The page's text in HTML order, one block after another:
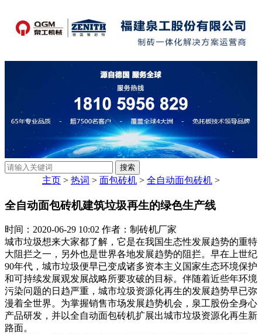
主页 > 热词 > 面包砖机 > 全自动面包砖机 >
全自动面包砖机建筑垃圾再生的绿色生产线
时间：2020-06-29 10:02 作者：制砖机厂家
城市垃圾想来大家都了解，它是在我国生态性发展趋势的重特
大阻拦之一，另外也是世界各地发展趋势的阻拦。早在上世纪
90年代，城市垃圾便早已变成诸多资本主义国家生态环境保护
和可持续发展观发展战略所要攻破的目标。伴随着近些年环境
污染问题的日趋严重，城市垃圾资源化再生的发展趋势早已弥
漫着全世界。为掌握销售市场发展趋势机会，泉工股份全身心
产品研发，并以全自动面包砖机扩展出城市垃圾资源化再生新
路面。